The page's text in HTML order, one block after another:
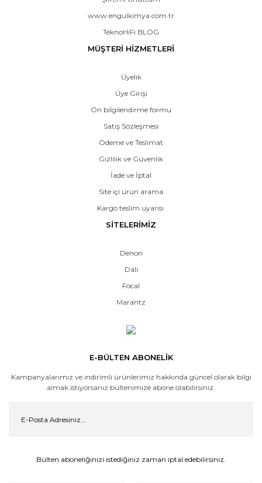
www.engulkimya.com.tr
TeknoHiFi BLOG
MÜŞTERİ HİZMETLERİ
Üyelik
Üye Girişi
Ön bilgilendirme formu
Satış Sözleşmesi
Ödeme ve Teslimat
Gizlilik ve Güvenlik
İade ve İptal
Site içi ürün arama
Kargo teslim uyarısı
SİTELERİMİZ
Denon
Dali
Focal
Marantz
E-BÜLTEN ABONELİK
Kampanyalarımız ve indirimli ürünlerimiz hakkında güncel olarak bilgi
almak istiyorsanız bültenimize abone olabilirsiniz.
Bülten aboneliğinizi istediğiniz zaman iptal edebilirsiniz.